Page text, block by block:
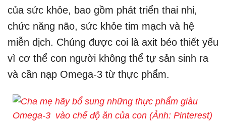
của sức khỏe, bao gồm phát triển thai nhi,
chức năng não, sức khỏe tim mạch và hệ
miễn dịch. Chúng được coi là axit béo thiết yếu
vì cơ thể con người không thể tự sản sinh ra
và cần nạp Omega-3 từ thực phẩm.